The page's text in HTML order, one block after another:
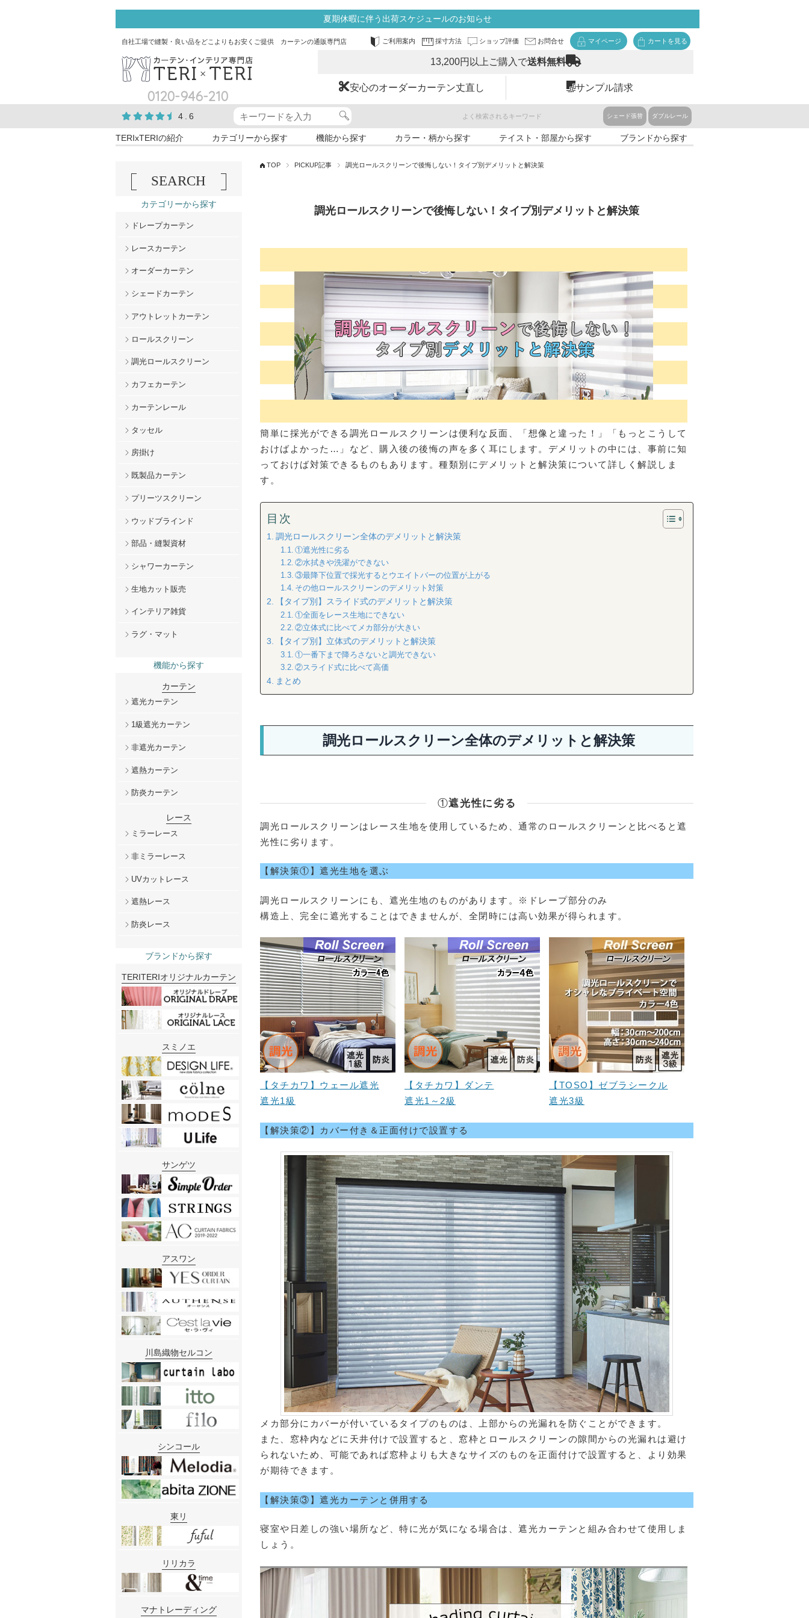
夏期休暇に伴う出荷スケジュールのお知らせ
自社工場で縫製・良い品をどこよりもお安くご提供 カーテンの通販専門店 ご利用案内 採寸方法 ショップ評価 お問合せ マイページ カートを見る
0120-946-210
13,200円以上ご購入で送料無料
安心のオーダーカーテン丈直し サンプル請求
4.6 よく検索されるキーワード シェード張替 ダブルレール
TERIxTERIの紹介 カテゴリーから探す 機能から探す カラー・柄から探す テイスト・部屋から探す ブランドから探す
TOP PICKUP記事 調光ロールスクリーンで後悔しない！タイプ別デメリットと解決策
調光ロールスクリーンで後悔しない！タイプ別デメリットと解決策
簡単に採光ができる調光ロールスクリーンは便利な反面、「想像と違った！」「もっとこうして
おけばよかった…」など、購入後の後悔の声を多く耳にします。デメリットの中には、事前に知
っておけば対策できるものもあります。種類別にデメリットと解決策について詳しく解説しま
す。
目次
調光ロールスクリーン全体のデメリットと解決策
①遮光性に劣る
②水拭きや洗濯ができない
③最降下位置で採光するとウエイトバーの位置が上がる
その他ロールスクリーンのデメリット対策
【タイプ別】スライド式のデメリットと解決策
①全面をレース生地にできない
②立体式に比べてメカ部分が大きい
【タイプ別】立体式のデメリットと解決策
①一番下まで降ろさないと調光できない
②スライド式に比べて高価
まとめ
調光ロールスクリーン全体のデメリットと解決策
①遮光性に劣る
調光ロールスクリーンはレース生地を使用しているため、通常のロールスクリーンと比べると遮
光性に劣ります。
【解決策①】遮光生地を選ぶ
調光ロールスクリーンにも、遮光生地のものがあります。※ドレープ部分のみ
構造上、完全に遮光することはできませんが、全閉時には高い効果が得られます。
【タチカワ】ウェール遮光
遮光1級
【タチカワ】ダンテ
遮光1～2級
【TOSO】ゼブラシークル
遮光3級
【解決策②】カバー付き＆正面付けで設置する
メカ部分にカバーが付いているタイプのものは、上部からの光漏れを防ぐことができます。
また、窓枠内などに天井付けで設置すると、窓枠とロールスクリーンの隙間からの光漏れは避け
られないため、可能であれば窓枠よりも大きなサイズのものを正面付けで設置すると、より効果
が期待できます。
【解決策③】遮光カーテンと併用する
寝室や日差しの強い場所など、特に光が気になる場合は、遮光カーテンと組み合わせて使用しま
しょう。
SEARCH
カテゴリーから探す
ドレープカーテン
レースカーテン
オーダーカーテン
シェードカーテン
アウトレットカーテン
ロールスクリーン
調光ロールスクリーン
カフェカーテン
カーテンレール
タッセル
房掛け
既製品カーテン
プリーツスクリーン
ウッドブラインド
部品・縫製資材
シャワーカーテン
生地カット販売
インテリア雑貨
ラグ・マット
機能から探す
カーテン
遮光カーテン
1級遮光カーテン
非遮光カーテン
遮熱カーテン
防炎カーテン
レース
ミラーレース
非ミラーレース
UVカットレース
遮熱レース
防炎レース
ブランドから探す
TERITERIオリジナルカーテン
スミノエ
サンゲツ
アスワン
川島織物セルコン
シンコール
東リ
リリカラ
マナトレーディング